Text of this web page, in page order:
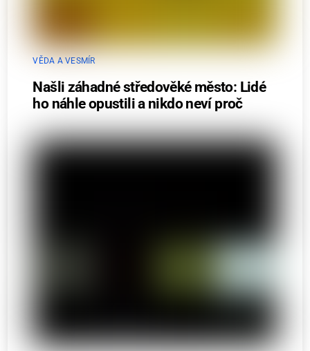
VĚDA A VESMÍR
Našli záhadné středověké město: Lidé
ho náhle opustili a nikdo neví proč